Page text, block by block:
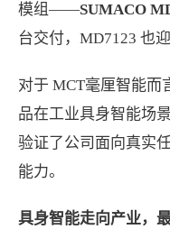
模组——SUMACO
台交付，MD7123 也
对于 MCT毫厘智能而
品在工业具身智能场
验证了公司面向真实
能力。
具身智能走向产业，